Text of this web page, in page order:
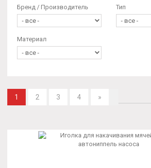
Бренд / Производитель
Тип
Материал
1 2 3 4 »